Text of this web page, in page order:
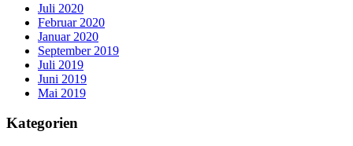
Juli 2020
Februar 2020
Januar 2020
September 2019
Juli 2019
Juni 2019
Mai 2019
Kategorien